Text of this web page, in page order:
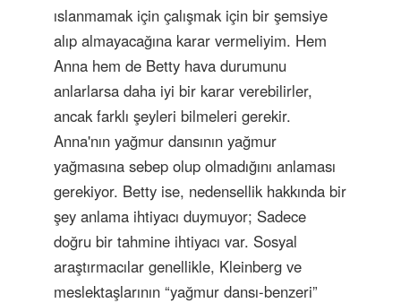
ıslanmamak için çalışmak için bir şemsiye
alıp almayacağına karar vermeliyim. Hem
Anna hem de Betty hava durumunu
anlarlarsa daha iyi bir karar verebilirler,
ancak farklı şeyleri bilmeleri gerekir.
Anna'nın yağmur dansının yağmur
yağmasına sebep olup olmadığını anlaması
gerekiyor. Betty ise, nedensellik hakkında bir
şey anlama ihtiyacı duymuyor; Sadece
doğru bir tahmine ihtiyacı var. Sosyal
araştırmacılar genellikle, Kleinberg ve
meslektaşlarının “yağmur dansı-benzeri”